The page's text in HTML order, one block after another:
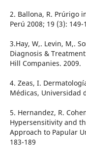
2. Ballona, R. Prúrigo
Perú 2008; 19 (3): 149-
3.Hay, W,. Levin, M,.
Diagnosis &
Hill Companies. 2009.
4. Zeas, I.
Médicas, Universidad
5. Hernandez, R.
Hypersensitivity and
Approach to Papular
183-189